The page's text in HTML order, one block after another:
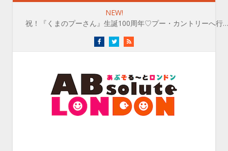
NEW!
祝！『くまのプーさん』生誕100周年♡プー・カントリーへ行こう♪
FacebookTwitterRSS